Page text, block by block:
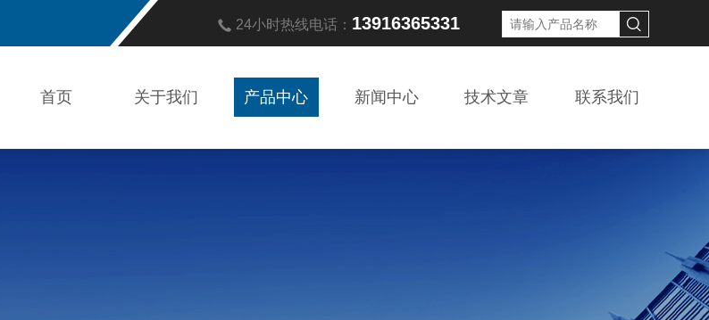
24小时热线电话： 13916365331
首页 关于我们 产品中心 新闻中心 技术文章 联系我们